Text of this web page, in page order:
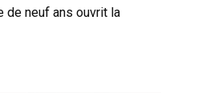
de neuf ans ouvrit la